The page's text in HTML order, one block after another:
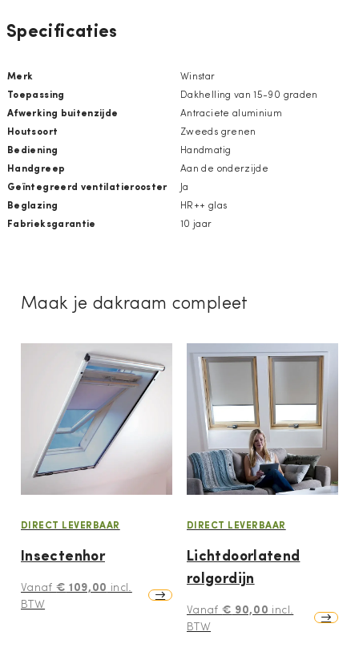
Specificaties
Merk
Winstar
Toepassing
Dakhelling van 15-90 graden
Afwerking buitenzijde
Antraciete aluminium
Houtsoort
Zweeds grenen
Bediening
Handmatig
Handgreep
Aan de onderzijde
Geïntegreerd ventilatierooster
Ja
Beglazing
HR++ glas
Fabrieksgarantie
10 jaar
Maak je dakraam compleet
DIRECT LEVERBAAR
Insectenhor
Vanaf€ 109,00 incl.
BTW
DIRECT LEVERBAAR
Lichtdoorlatend
rolgordijn
Vanaf€ 90,00 incl.
BTW